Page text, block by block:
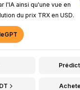
l'IA ainsi qu'une vue en
du prix TRX en USD.